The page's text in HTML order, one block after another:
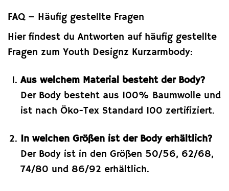
FAQ – Häufig gestellte Fragen
Hier findest du Antworten auf häufig gestellte
Fragen zum Youth Designz Kurzarmbody:
Aus welchem Material besteht der Body?
Der Body besteht aus 100% Baumwolle und
ist nach Öko-Tex Standard 100 zertifiziert.
In welchen Größen ist der Body erhältlich?
Der Body ist in den Größen 50/56, 62/68,
74/80 und 86/92 erhältlich.